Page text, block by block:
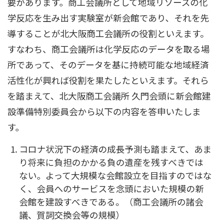
学反応を生み出す実験室が新会館であり、それを先
導することが北大阪商工会議所の役割といえます。
すなわち、商工会議所は化学反応のデータを取る場
所であって、そのデータを基に持続可能な地域経済
活性化が興れば役割を果たしたといえます。それら
を踏まえて、北大阪商工会議所 久門会頭に新会館建
設準備特別委員会から以下の内容を答申いたしま
す。
コロナ状況下の経済の成長予測も踏まえて、あま
り将来に負担のかかる負の遺産を残すべきでは
ない。よって大規模な会館設立を目指すのではな
く、会員へのサービスを念頭においた規模の新
会館を建設すべきである。（商工会議所の諸会
議、賀詞交換会等の規模）